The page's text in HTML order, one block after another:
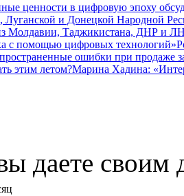
ценности в цифровую эпоху
и Донецкой Народной
Молдавии, Таджикистана, ДНР и
с помощью цифровых технологий»
ошибки при продаже
этим летом?Марина Хадина:
даете своим